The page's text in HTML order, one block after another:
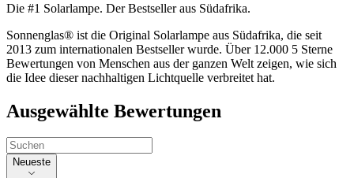
Die #1 Solarlampe. Der Bestseller aus Südafrika.
Sonnenglas® ist die Original Solarlampe aus Südafrika, die seit
2013 zum internationalen Bestseller wurde. Über 12.000 5 Sterne
Bewertungen von Menschen aus der ganzen Welt zeigen, wie sich
die Idee dieser nachhaltigen Lichtquelle verbreitet hat.
Ausgewählte Bewertungen
Neueste